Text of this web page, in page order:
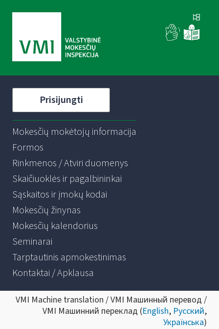
Prisijungti
Mokesčių mokėtojų informacija
Formos
Rinkmenos / Atviri duomenys
Skaičiuoklės ir pagalbininkai
Sąskaitos ir įmokų kodai
Mokesčių žinynas
Mokesčių kalendorius
Seminarai
Tarptautinis apmokestinimas
Kontaktai / Apklausa
VMI Machine translation / VMI Машинный перевод /
VMI Машинний переклад (English, Русский,
Українська)